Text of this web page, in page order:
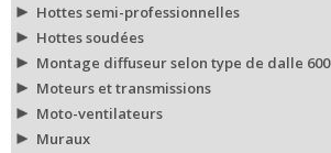
Hottes semi-professionnelles
Hottes soudées
Montage diffuseur selon type de dalle 600
Moteurs et transmissions
Moto-ventilateurs
Muraux